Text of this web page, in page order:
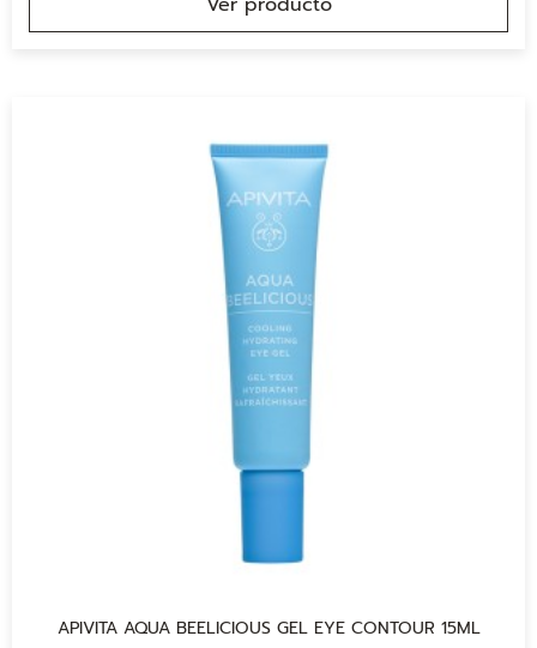
APIVITA AQUA BEELICIOUS GEL EYE CONTOUR 15ML